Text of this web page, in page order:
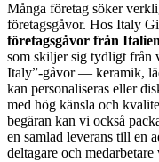
Många företag söker
företagsgåvor. Hos Italy
företagsgåvor från
som skiljer sig tydligt från
Italy”-gåvor — keramik,
kan personaliseras eller
med hög känsla och
begäran kan vi också
en samlad leverans till en
deltagare och medarbetare